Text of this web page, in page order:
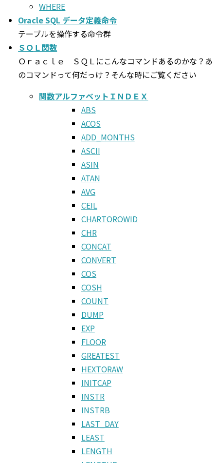
WHERE
Oracle SQL データ定義命令
テーブルを操作する命令群
ＳＱＬ関数
Ｏｒａｃｌｅ ＳＱＬにこんなコマンドあるのかな？あ
のコマンドって何だっけ？そんな時にご覧ください
関数アルファベットＩＮＤＥＸ
ABS
ACOS
ADD_MONTHS
ASCII
ASIN
ATAN
AVG
CEIL
CHARTOROWID
CHR
CONCAT
CONVERT
COS
COSH
COUNT
DUMP
EXP
FLOOR
GREATEST
HEXTORAW
INITCAP
INSTR
INSTRB
LAST_DAY
LEAST
LENGTH